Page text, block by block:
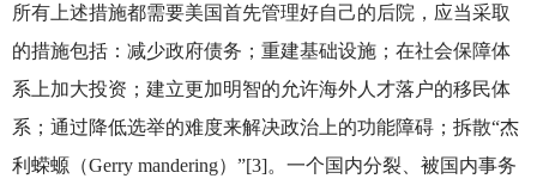
所有上述措施都需要美国首先管理好自己的后院，应当采取
的措施包括：减少政府债务；重建基础设施；在社会保障体
系上加大投资；建立更加明智的允许海外人才落户的移民体
系；通过降低选举的难度来解决政治上的功能障碍；拆散“杰
利蝾螈（Gerry mandering）”[3]。一个国内分裂、被国内事务